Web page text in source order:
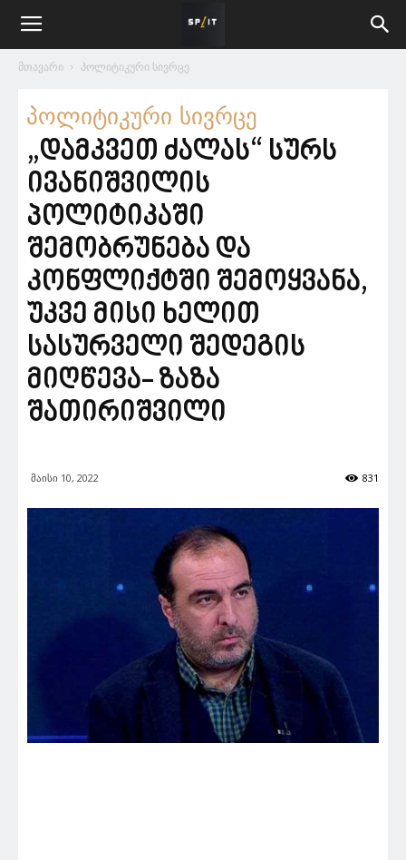
მთავარი პოლიტიკური სივრცე
პოლიტიკური სივრცე
„დამკვეთ ძალას“ სურს
ივანიშვილის
პოლიტიკაში
შემობრუნება და
კონფლიქტში შემოყვანა,
უკვე მისი ხელით
სასურველი შედეგის
მიღწევა- ზაზა
შათირიშვილი
მაისი 10, 2022 831